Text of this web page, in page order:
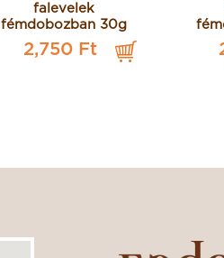
falevelek
fémdobozban 30g
2,750 Ft